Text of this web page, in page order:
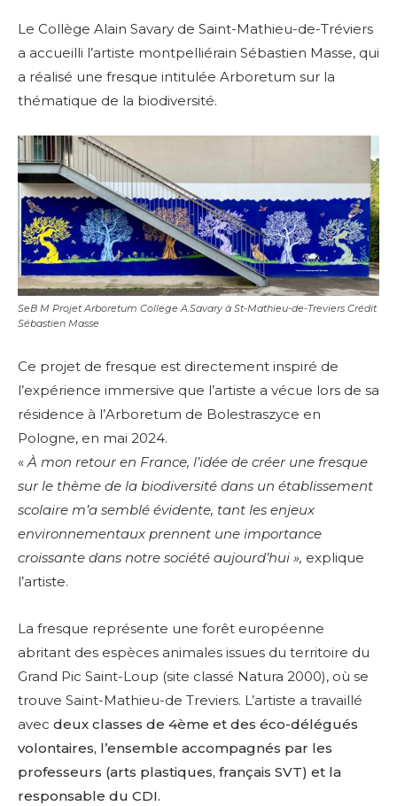
Le Collège Alain Savary de Saint-Mathieu-de-Tréviers
a accueilli l’artiste montpelliérain Sébastien Masse, qui
a réalisé une fresque intitulée Arboretum sur la
thématique de la biodiversité.
SeB M Projet Arboretum College A.Savary à St-Mathieu-de-Treviers Crédit
Sébastien Masse
Ce projet de fresque est directement inspiré de
l’expérience immersive que l’artiste a vécue lors de sa
résidence à l’Arboretum de Bolestraszyce en
Pologne, en mai 2024.
«À mon retour en France, l’idée de créer une fresque
sur le thème de la biodiversité dans un établissement
scolaire m’a semblé évidente, tant les enjeux
environnementaux prennent une importance
croissante dans notre société aujourd’hui », explique
l’artiste.
La fresque représente une forêt européenne
abritant des espèces animales issues du territoire du
Grand Pic Saint-Loup (site classé Natura 2000), où se
trouve Saint-Mathieu-de Treviers. L’artiste a travaillé
avec deux classes de 4ème et des éco-délégués
volontaires, l’ensemble accompagnés par les
professeurs (arts plastiques, français SVT) et la
responsable du CDI.